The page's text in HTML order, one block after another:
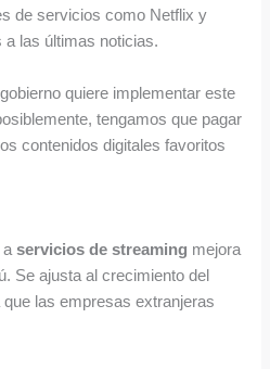
de servicios como Netflix y
a las últimas noticias.
quiere implementar este
tengamos que pagar
contenidos digitales favoritos
aservicios de streaming mejora
Se ajusta al crecimiento del
las empresas extranjeras